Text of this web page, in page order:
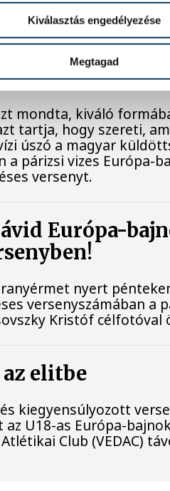
Kiválasztás engedélyezése
Megtagad
Ligája négyes
szeretem,
mondta, kiváló
tartja, hogy szereti,
úszó a magyar
a párizsi vizes Európa-
versenyt.
Európa-
nyert
versenyszámában a
Kristóf
elitbe
kiegyensúlyozott
az U18-as Európa-
Club (VEDAC)